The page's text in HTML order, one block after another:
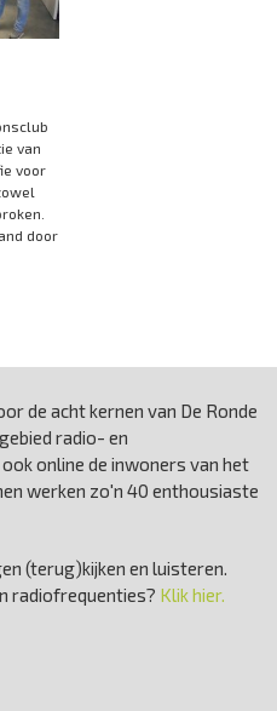
van
voor
door
de acht kernen van De Ronde
radio- en
online de inwoners van het
werken zo'n 40 enthousiaste
(terug)kijken en luisteren.
radiofrequenties? Klik hier.